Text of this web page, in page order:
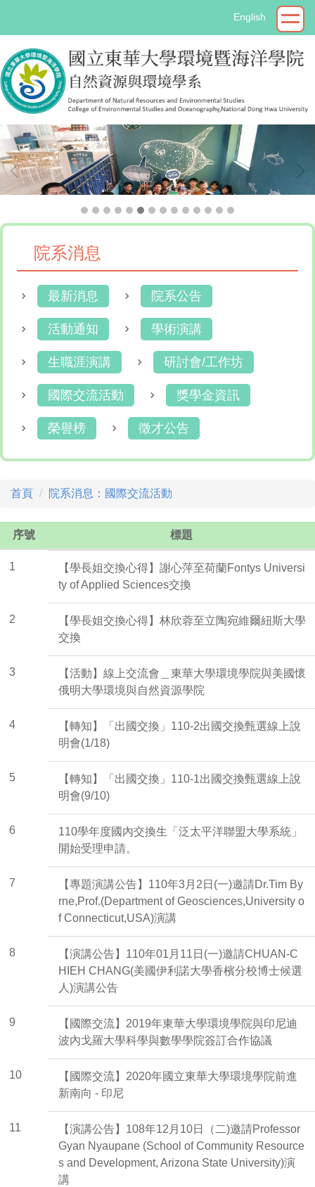
要
內
容
區
English
院系消息
最新消息 院系公告
活動通知 學術演講
生職涯演講 研討會/工作坊
國際交流活動 獎學金資訊
榮譽榜 徵才公告
首頁 院系消息：國際交流活動
序號 標題
1
【學長姐交換心得】謝心萍至荷蘭Fontys Universi
ty of Applied Sciences交換
2
【學長姐交換心得】林欣蓉至立陶宛維爾紐斯大學
交換
3
【活動】線上交流會＿東華大學環境學院與美國懷
俄明大學環境與自然資源學院
4
【轉知】「出國交換」110-2出國交換甄選線上說
明會(1/18)
5
【轉知】「出國交換」110-1出國交換甄選線上說
明會(9/10)
6
110學年度國內交換生「泛太平洋聯盟大學系統」
開始受理申請。
7
【專題演講公告】110年3月2日(一)邀請Dr.Tim By
rne,Prof.(Department of Geosciences,University o
f Connecticut,USA)演講
8
【演講公告】110年01月11日(一)邀請CHUAN-C
HIEH CHANG(美國伊利諾大學香檳分校博士候選
人)演講公告
9
【國際交流】2019年東華大學環境學院與印尼迪
波內戈羅大學科學與數學學院簽訂合作協議
10
【國際交流】2020年國立東華大學環境學院前進
新南向 - 印尼
11
【演講公告】108年12月10日（二)邀請Professor
Gyan Nyaupane (School of Community Resource
s and Development, Arizona State University)演
講